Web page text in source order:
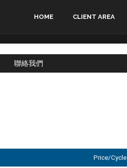
HOME CLIENT AREA
聯絡我們
Price/Cycle